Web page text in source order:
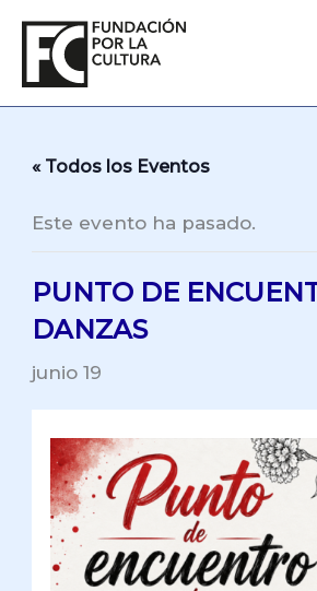
contenido
« Todos los Eventos
Este evento ha pasado.
PUNTO DE
DANZAS
junio 19